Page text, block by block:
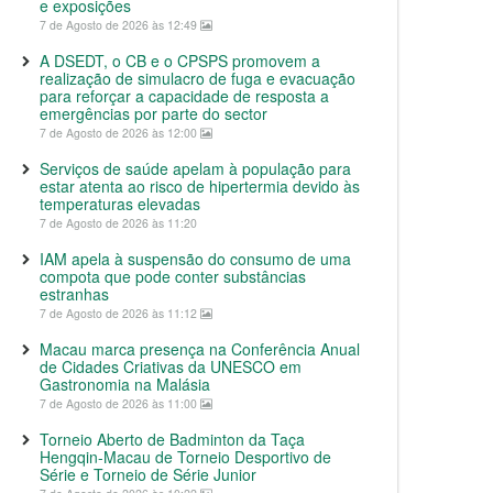
e exposições
7 de Agosto de 2026 às 12:49
A DSEDT, o CB e o CPSPS promovem a
realização de simulacro de fuga e evacuação
para reforçar a capacidade de resposta a
emergências por parte do sector
7 de Agosto de 2026 às 12:00
Serviços de saúde apelam à população para
estar atenta ao risco de hipertermia devido às
temperaturas elevadas
7 de Agosto de 2026 às 11:20
IAM apela à suspensão do consumo de uma
compota que pode conter substâncias
estranhas
7 de Agosto de 2026 às 11:12
Macau marca presença na Conferência Anual
de Cidades Criativas da UNESCO em
Gastronomia na Malásia
7 de Agosto de 2026 às 11:00
Torneio Aberto de Badminton da Taça
Hengqin-Macau de Torneio Desportivo de
Série e Torneio de Série Junior